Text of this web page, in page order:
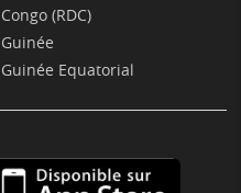
Congo (RDC)
Guinée
Guinée Equatorial